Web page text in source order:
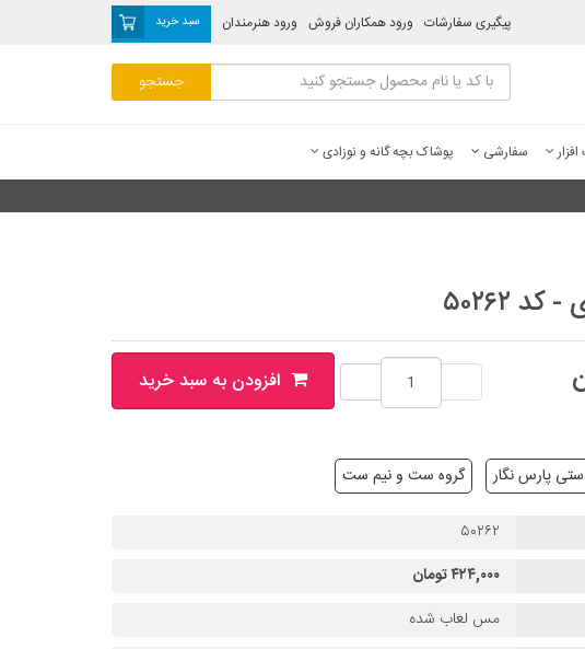
سبد خرید ورود هنرمندان ورود همکاران فروش پیگیری سفارشات
سفارشی
پوشاک بچه گانه و نوزادی
۵۰۲۶۲
افزودن به سبد خرید
پارس نگار گروه ست و نیم ست
۵۰۲۶۲
۴۲۴,۰۰۰ تومان
مس لعاب شده